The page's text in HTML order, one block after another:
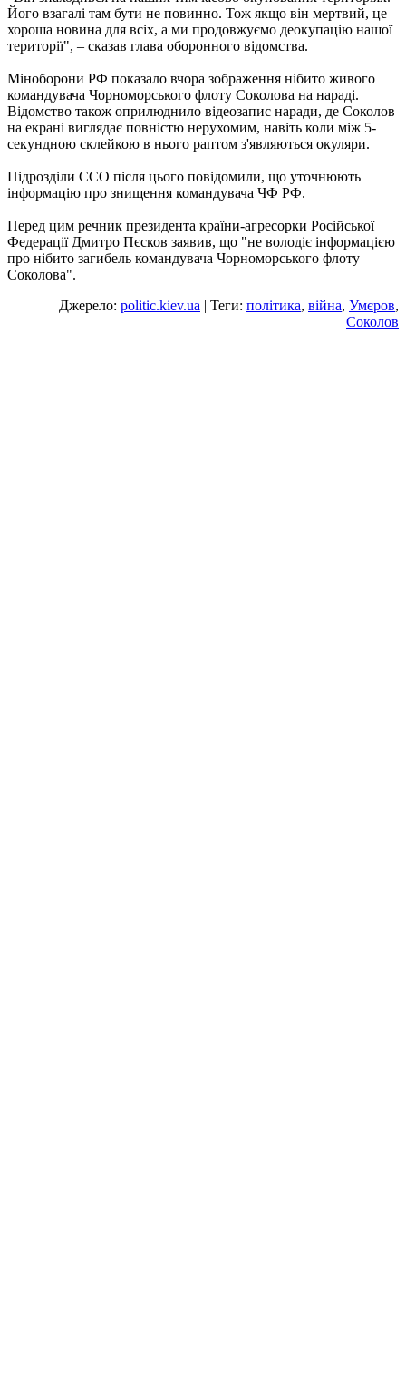
Його взагалі там бути не повинно. Тож якщо він мертвий, це
хороша новина для всіх, а ми продовжуємо деокупацію нашої
території", – сказав глава оборонного відомства.
Міноборони РФ показало вчора зображення нібито живого
командувача Чорноморського флоту Соколова на нараді.
Відомство також оприлюднило відеозапис наради, де Соколов
на екрані виглядає повністю нерухомим, навіть коли між 5-
секундною склейкою в нього раптом з'являються окуляри.
Підрозділи ССО після цього повідомили, що уточнюють
інформацію про знищення командувача ЧФ РФ.
Перед цим речник президента країни-агресорки Російської
Федерації Дмитро Пєсков заявив, що "не володіє інформацією
про нібито загибель командувача Чорноморського флоту
Соколова".
Джерело: politic.kiev.ua | Теги: політика, війна, Умєров,
Соколов